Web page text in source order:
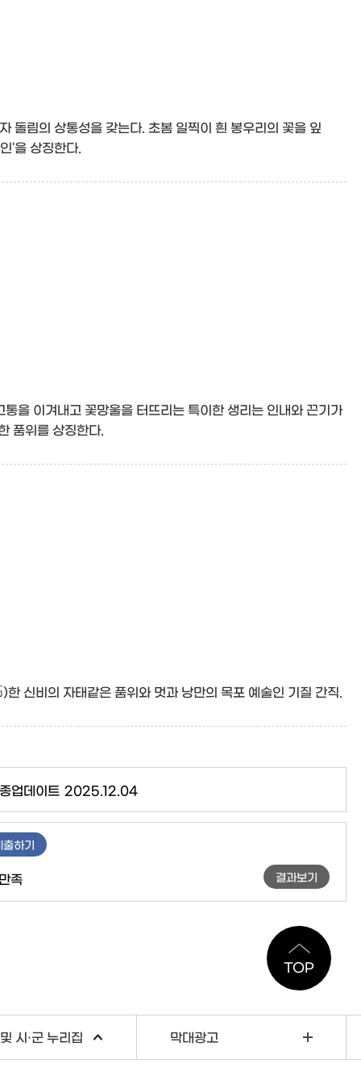
돌림의 상통성을 갖는다. 초봄 일찍이 흰 봉우리의 꽃을 잎
'을 상징한다.
을 이겨내고 꽃망울을 터뜨리는 특이한 생리는 인내와 끈기가
품위를 상징한다.
신비의 자태같은 품위와 멋과 낭만의 목포 예술인 기질 간직.
업데이트 2025.12.04
족
출하기
결과보기
TOP
시·군 누리집 막대광고